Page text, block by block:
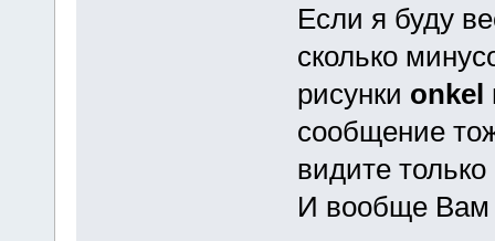
Если я буду
сколько
рисунки onkel
сообщение
видите
И вообще Вам